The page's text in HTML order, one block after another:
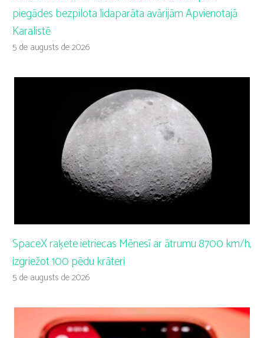
piegādes bezpilota lidaparāta avārijām Apvienotajā
Karalistē
5 de augusts de 2026
SpaceX raķete ietriecas Mēnesī ar ātrumu 8700 km/h,
izgriežot 100 pēdu krāteri
5 de augusts de 2026